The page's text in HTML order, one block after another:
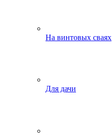
На винтовых сваях
Для дачи